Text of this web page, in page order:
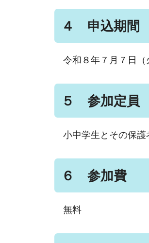
４ 申込期間
令和８年７月７日
５ 参加定員
小中学生とその保
６ 参加費
無料